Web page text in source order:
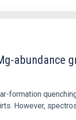
abundance
formation
However,